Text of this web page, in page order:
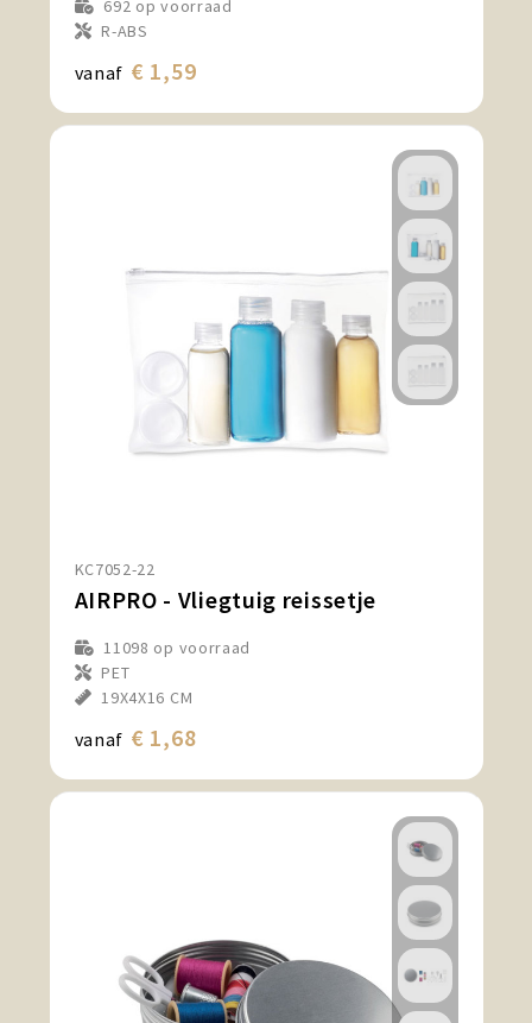
692 op voorraad
R-ABS
vanaf € 1,59
KC7052-22
AIRPRO - Vliegtuig reissetje
11098 op voorraad
PET
19X4X16 CM
vanaf € 1,68